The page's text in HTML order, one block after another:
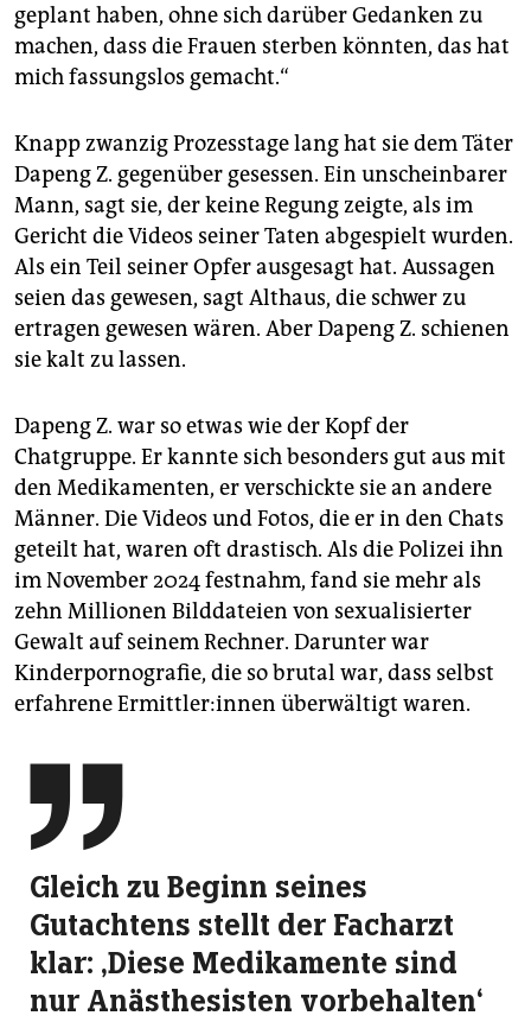
geplant haben, ohne sich darüber Gedanken zu
machen, dass die Frauen sterben könnten, das hat
mich fassungslos gemacht.“
Knapp zwanzig Prozesstage lang hat sie dem Täter
Dapeng Z. gegenüber gesessen. Ein unscheinbarer
Mann, sagt sie, der keine Regung zeigte, als im
Gericht die Videos seiner Taten abgespielt wurden.
Als ein Teil seiner Opfer ausgesagt hat. Aussagen
seien das gewesen, sagt Althaus, die schwer zu
ertragen gewesen wären. Aber Dapeng Z. schienen
sie kalt zu lassen.
Dapeng Z. war so etwas wie der Kopf der
Chatgruppe. Er kannte sich besonders gut aus mit
den Medikamenten, er verschickte sie an andere
Männer. Die Videos und Fotos, die er in den Chats
geteilt hat, waren oft drastisch. Als die Polizei ihn
im November 2024 festnahm, fand sie mehr als
zehn Millionen Bilddateien von sexualisierter
Gewalt auf seinem Rechner. Darunter war
Kinderpornografie, die so brutal war, dass selbst
erfahrene Er­mitt­le­r:in­nen überwältigt waren.

Gleich zu Beginn seines
Gutachtens stellt der Facharzt
klar: ‚Diese Medikamente sind
nur Anästhesisten vorbehalten‘